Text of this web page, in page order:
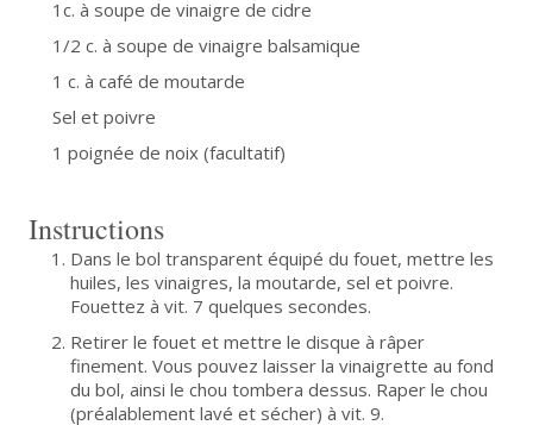
1c. à soupe de vinaigre de cidre
1/2 c. à soupe de vinaigre balsamique
1 c. à café de moutarde
Sel et poivre
1 poignée de noix (facultatif)
Instructions
Dans le bol transparent équipé du fouet, mettre les
huiles, les vinaigres, la moutarde, sel et poivre.
Fouettez à vit. 7 quelques secondes.
Retirer le fouet et mettre le disque à râper
finement. Vous pouvez laisser la vinaigrette au fond
du bol, ainsi le chou tombera dessus. Raper le chou
(préalablement lavé et sécher) à vit. 9.